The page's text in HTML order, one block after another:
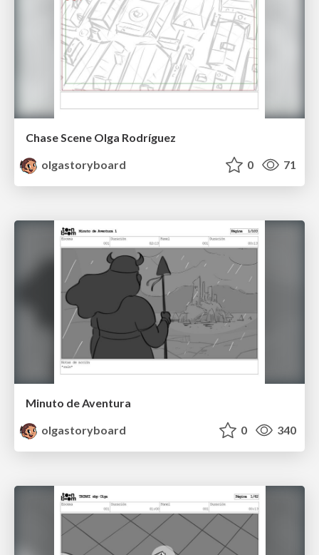
Chase Scene Olga Rodríguez
olgastoryboard
0 71
Minuto de Aventura
olgastoryboard
0 340